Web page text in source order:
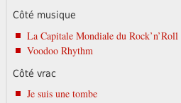
Côté musique
La Capitale Mondiale du Rock’n’Roll
Voodoo Rhythm
Côté vrac
Je suis une tombe